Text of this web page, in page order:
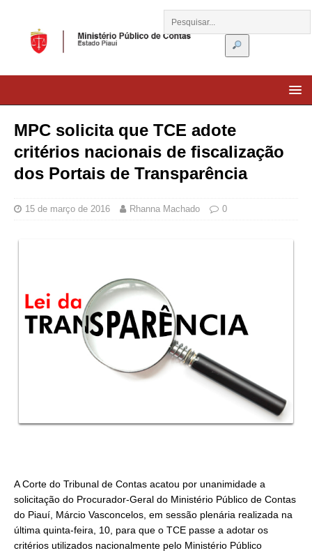
MPC solicita que TCE adote
critérios nacionais de fiscalização
dos Portais de Transparência
15 de março de 2016 Rhanna Machado 0
A Corte do Tribunal de Contas acatou por unanimidade a
solicitação do Procurador-Geral do Ministério Público de Contas
do Piauí, Márcio Vasconcelos, em sessão plenária realizada na
última quinta-feira, 10, para que o TCE passe a adotar os
critérios utilizados nacionalmente pelo Ministério Público